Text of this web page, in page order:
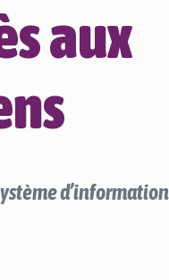
aux
d’information